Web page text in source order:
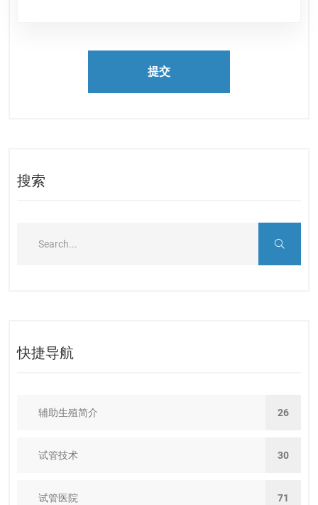
提交
搜索
快捷导航
辅助生殖简介 26
试管技术 30
试管医院 71